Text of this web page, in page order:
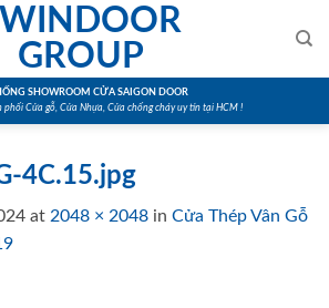
SHOWROOM CỬA SAIGON DOOR
phối Cửa gỗ, Cửa Nhựa, Cửa chống cháy uy tín tại HCM !
4C.15.jpg
at 2048 × 2048 in Cửa Thép Vân Gỗ